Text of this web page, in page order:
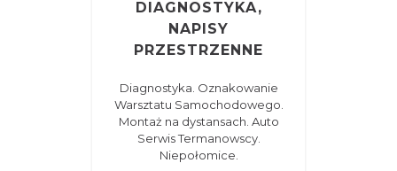
DIAGNOSTYKA,
NAPISY
PRZESTRZENNE
Diagnostyka. Oznakowanie
Warsztatu Samochodowego.
Montaż na dystansach. Auto
Serwis Termanowscy.
Niepołomice.